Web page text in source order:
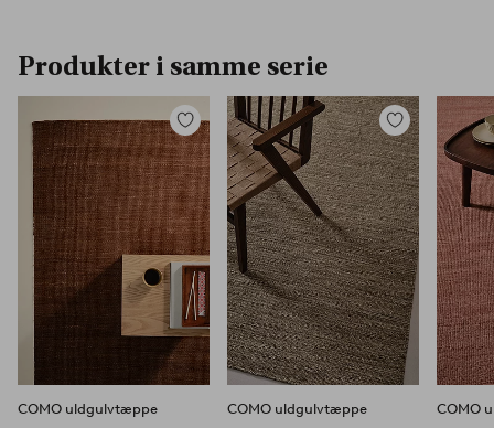
Produkter i samme serie
Tilføj
til
favoritter
COMO uldgulvtæppe
Tilføj
til
favoritter
COMO uldgulvtæppe
COMO